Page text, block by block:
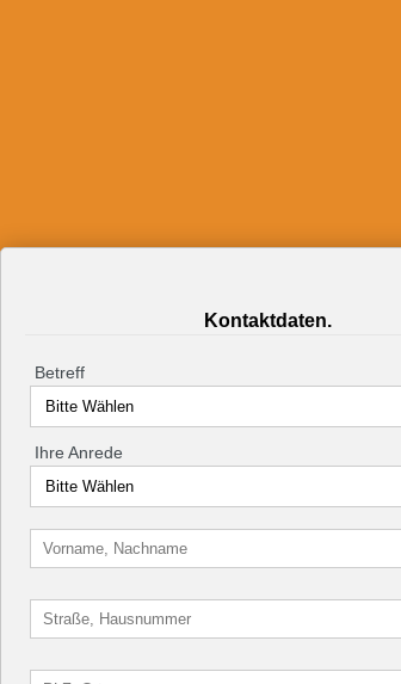
Kontaktdaten.
Betreff
Ihre Anrede